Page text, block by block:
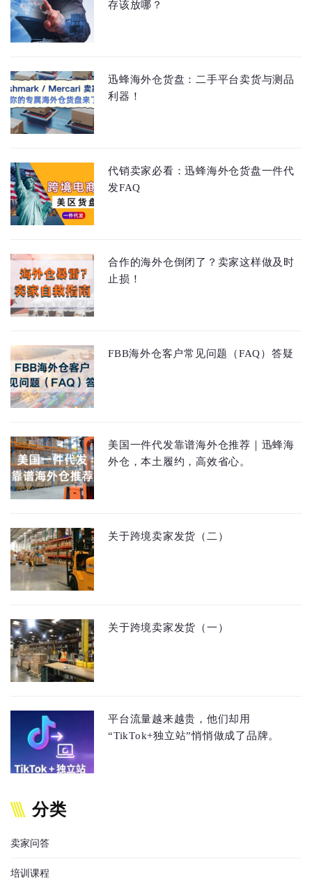
存该放哪？
迅蜂海外仓货盘：二手平台卖货与测品
利器！
代销卖家必看：迅蜂海外仓货盘一件代
发FAQ
合作的海外仓倒闭了？卖家这样做及时
止损！
FBB海外仓客户常见问题（FAQ）答疑
美国一件代发靠谱海外仓推荐｜迅蜂海
外仓，本土履约，高效省心。
关于跨境卖家发货（二）
关于跨境卖家发货（一）
平台流量越来越贵，他们却用
“TikTok+独立站”悄悄做成了品牌。
分类
卖家问答
培训课程